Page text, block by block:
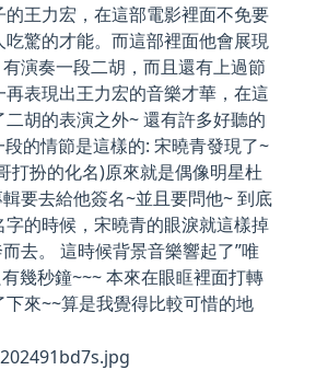
王力宏，在這部電影裡面不免要
驚的才能。而這部裡面他會展現
演奏一段二胡，而且還有上過節
再表現出王力宏的音樂才華，在這
胡的表演之外~ 還有許多好聽的
的情節是這樣的: 宋曉青發現了~
打扮的化名)原來就是偶像明星杜
要去給他簽名~並且要問他~ 到底
的時候，宋曉青的眼淚就這樣掉
去。 這時候背景音樂響起了”唯
幾秒鐘~~~ 本來在眼眶裡面打轉
來~~算是我覺得比較可惜的地